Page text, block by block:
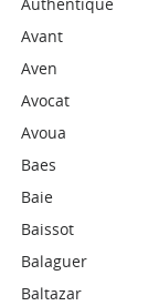
Avant
Aven
Avocat
Avoua
Baes
Baie
Baissot
Balaguer
Baltazar